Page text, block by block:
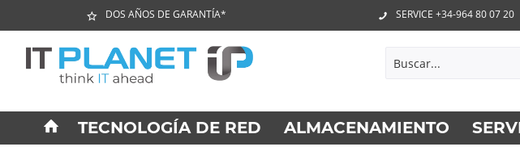
DOS AÑOS DE GARANTÍA* SERVICE +34-964 80 07 20
TECNOLOGÍA DE RED ALMACENAMIENTO